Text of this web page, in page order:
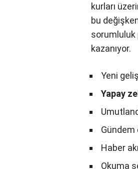
politikaları
çekiyor.
üzerindeki
sorumluluk
kazanıyor.
Yeni
Yapay